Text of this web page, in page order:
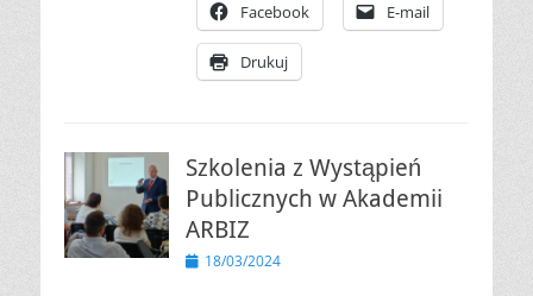
Facebook E-mail
Drukuj
Szkolenia z Wystąpień
Publicznych w Akademii
ARBIZ
Opublikowano
18/03/2024